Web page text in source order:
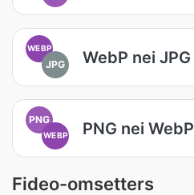
WEBP
JPG WebP nei JPG
PNG
WEBP PNG nei WebP
Fideo-omsetters